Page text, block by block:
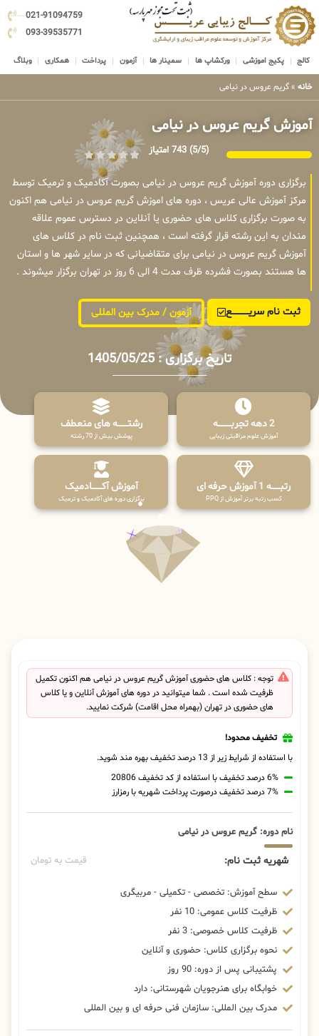
021-91094759
093-39535771
کالج پکیج اموزشی ورکشاپ ها سمینار ها آزمون پرداخت همکاری وبلاگ
خانه » گریم عروس در نیامی
آموزش گریم عروس در نیامی
(5/5) 743 امتیاز
برگزاری دوره آموزش گریم عروس در نیامی بصورت آکادمیک و ترمیک توسط
مرکز آموزش عالی عریس ، دوره های اموزش گریم عروس در نیامی هم اکنون
به صورت برگزاری کلاس های حضوری یا آنلاین در دسترس عموم علاقه
مندان به این رشته قرار گرفته است ، همچنین ثبت نام در کلاس های
آموزش گریم عروس در نیامی برای متقاضیانی که در سایر شهر ها و استان
ها هستند بصورت فشرده ظرف مدت 4 الی 6 روز در تهران برگزار میشوند .
ثبت نام سریــــــــــــع آزمون / مدرک بین المللی
تاریخ برگزاری : 1405/05/25
2 دهه تجربـــــــــه
آموزش علوم مراقبتی زیبایی
رشتـــــــه های منعطف
پوشش بیش از 70 رشته
رتبــــــه 1 آموزش حرفه ای
کسب رتبه برتر آموزش از PPQ
آموزش آکـــــــادمیک
برگزاری دوره های آکادمیک و ترمیک
توجه : کلاس های حضوری آموزش گریم عروس در نیامی هم اکنون تکمیل
ظرفیت شده است . شما میتوانید در دوره های آموزش آنلاین و یا کلاس
های حضوری در تهران (بهمراه محل اقامت) شرکت نمایید.
تخفیف محدود!
با استفاده از شرایط زیر از 13 درصد تخفیف بهره مند شوید.
6% درصد تخفیف با استفاده از کد تخفیف 20806
7% درصد تخفیف درصورت پرداخت شهریه با رمزارز
نام دوره: گریم عروس در نیامی
شهریه ثبت نام: قیمت به تومان
سطح آموزش: تخصصی - تکمیلی - مربیگری
ظرفیت کلاس عمومی: 10 نفر
ظرفیت کلاس خصوصی: 3 نفر
نحوه برگزاری کلاس: حضوری و آنلاین
پشتیبانی پس از دوره: 90 روز
خوابگاه برای هنرجویان شهرستانی: دارد
مدرک بین المللی: سازمان فنی حرفه ای و بین المللی